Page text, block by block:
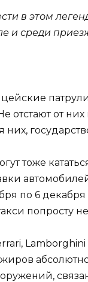
в этом
и среди
отстают от
тоже
по 6
попросту